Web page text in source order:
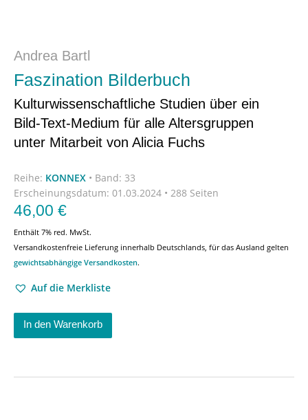
Andrea Bartl
Faszination Bilderbuch
Kulturwissenschaftliche Studien über ein
Bild-Text-Medium für alle Altersgruppen
unter Mitarbeit von Alicia Fuchs
Reihe: KONNEX • Band: 33
Erscheinungsdatum: 01.03.2024 • 288 Seiten
46,00 €
Enthält 7% red. MwSt.
Versandkostenfreie Lieferung innerhalb Deutschlands, für das Ausland gelten
gewichtsabhängige Versandkosten.
Auf die Merkliste
In den Warenkorb